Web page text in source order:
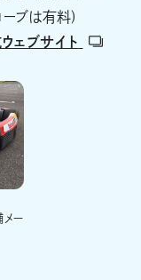
ーブは有料)
ェブサイト
メー